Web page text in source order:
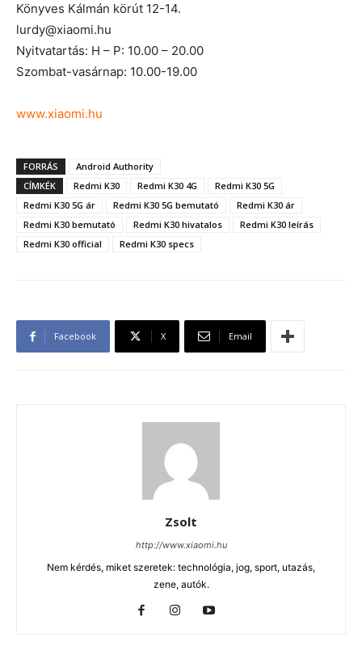
Könyves Kálmán körút 12-14.
lurdy@xiaomi.hu
Nyitvatartás: H – P: 10.00 – 20.00
Szombat-vasárnap: 10.00-19.00
www.xiaomi.hu
FORRÁS
Android Authority
CÍMKÉK
Redmi K30 Redmi K30 4G
Redmi K30 5G
Redmi K30 5G ár
Redmi K30 5G bemutató
Redmi K30 ár
Redmi K30 bemutató
Redmi K30 hivatalos
Redmi K30 leírás
Redmi K30 official
Redmi K30 specs
Facebook X Email
Zsolt
http://www.xiaomi.hu
Nem kérdés, miket szeretek: technológia, jog, sport, utazás,
zene, autók.